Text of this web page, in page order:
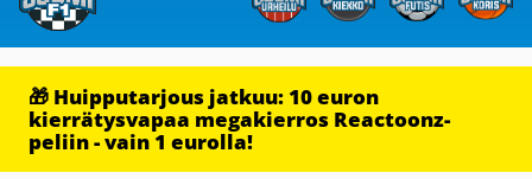
🎁 Huipputarjous jatkuu: 10 euron
kierrätysvapaa megakierros Reactoonz-
peliin - vain 1 eurolla!